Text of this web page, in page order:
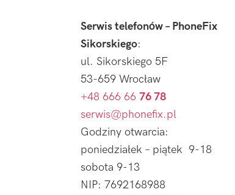
Serwis telefonów – PhoneFix
Sikorskiego:
ul. Sikorskiego 5F
53-659 Wrocław
+48 666 66 76 78
serwis@phonefix.pl
Godziny otwarcia:
poniedziałek – piątek 9-18
sobota 9-13
NIP: 7692168988